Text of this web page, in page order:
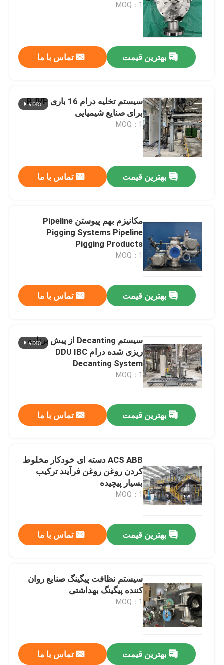
صفحه اصلی
محصولات
فیلم های
MOQ：1
بهترین قیمت تماس با ما
سیستم تخلیه درام 16 باری BJVP
برای صنایع شیمیایی
MOQ：1
بهترین قیمت تماس با ما
مکانیزم بهم پیوستن Pipeline
Pigging Systems Pipeline
Pigging Products
MOQ：1
بهترین قیمت تماس با ما
سیستم Decanting از پیش برنامه
ریزی شده درام DDU IBC
Decanting System
MOQ：1
بهترین قیمت تماس با ما
ACS ABB دسته ای خودکار مخلوط
کردن روغن روغن فرآیند ترکیب
بسیار پیچیده
MOQ：1
بهترین قیمت تماس با ما
سیستم نظافت پیگینگ صنایع روان
کننده پیگینگ بهداشتی
MOQ：1
بهترین قیمت تماس با ما